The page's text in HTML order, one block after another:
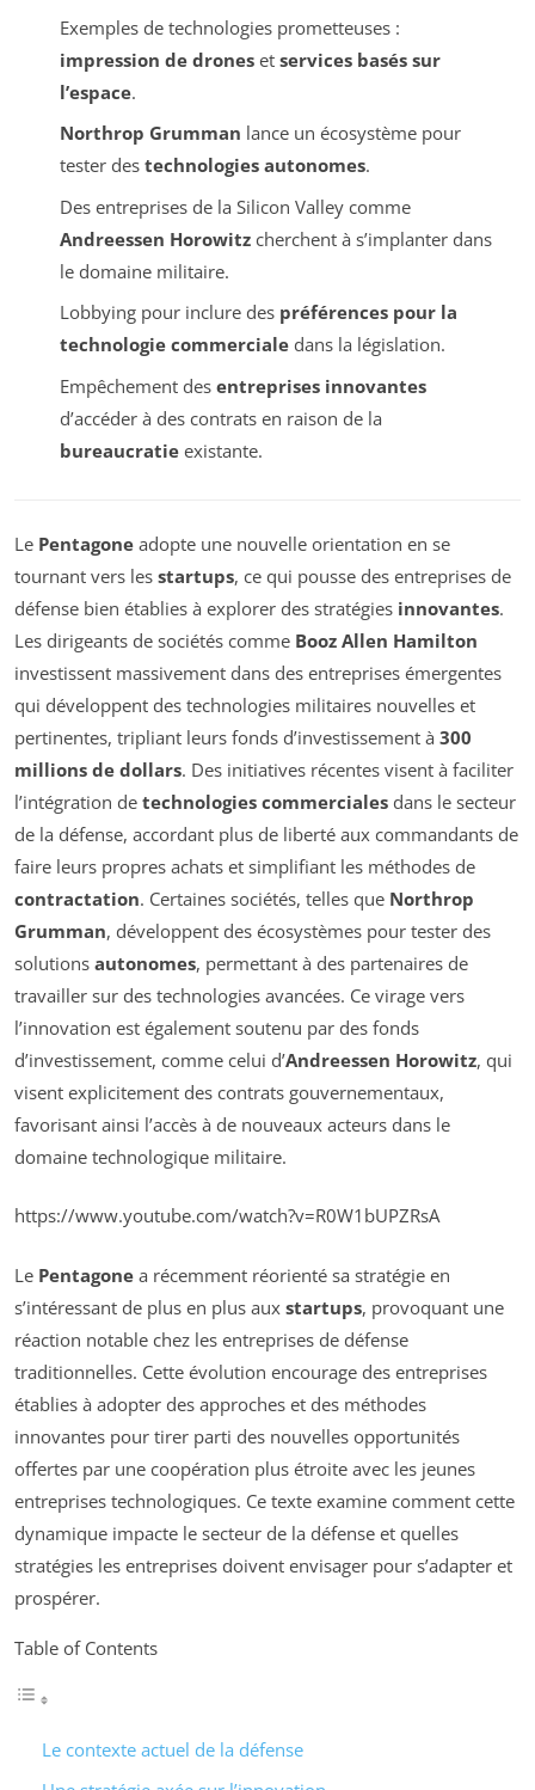
Exemples de technologies prometteuses :
impression de droneset services basés sur
l’espace.
Northrop Grumman lance un écosystème pour
tester des technologies autonomes.
Des entreprises de la Silicon Valley comme
Andreessen Horowitzcherchent à s’implanter dans
le domaine militaire.
Lobbying pour inclure des préférences pour la
technologie commercialedans la législation.
Empêchement des entreprises innovantes
d’accéder à des contrats en raison de la
bureaucratieexistante.
Le Pentagone adopte une nouvelle orientation en se
tournant vers les startups, ce qui pousse des entreprises de
défense bien établies à explorer des stratégies innovantes.
Les dirigeants de sociétés comme Booz Allen Hamilton
investissent massivement dans des entreprises émergentes
qui développent des technologies militaires nouvelles et
pertinentes, tripliant leurs fonds d’investissement à 300
millions de dollars. Des initiatives récentes visent à faciliter
l’intégration de technologies commerciales dans le secteur
de la défense, accordant plus de liberté aux commandants de
faire leurs propres achats et simplifiant les méthodes de
contractation. Certaines sociétés, telles que Northrop
Grumman, développent des écosystèmes pour tester des
solutions autonomes, permettant à des partenaires de
travailler sur des technologies avancées. Ce virage vers
l’innovation est également soutenu par des fonds
d’investissement, comme celui d’Andreessen Horowitz, qui
visent explicitement des contrats gouvernementaux,
favorisant ainsi l’accès à de nouveaux acteurs dans le
domaine technologique militaire.
https://www.youtube.com/watch?v=R0W1bUPZRsA
Le Pentagone a récemment réorienté sa stratégie en
s’intéressant de plus en plus aux startups, provoquant une
réaction notable chez les entreprises de défense
traditionnelles. Cette évolution encourage des entreprises
établies à adopter des approches et des méthodes
innovantes pour tirer parti des nouvelles opportunités
offertes par une coopération plus étroite avec les jeunes
entreprises technologiques. Ce texte examine comment cette
dynamique impacte le secteur de la défense et quelles
stratégies les entreprises doivent envisager pour s’adapter et
prospérer.
Table of Contents
Le contexte actuel de la défense